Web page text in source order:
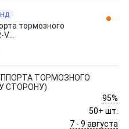
тормозного
V
01-06 0375-RD7R
ТОРМОЗНОГО
СТОРОНУ)
95%
50+ шт.
7 - 9 августа